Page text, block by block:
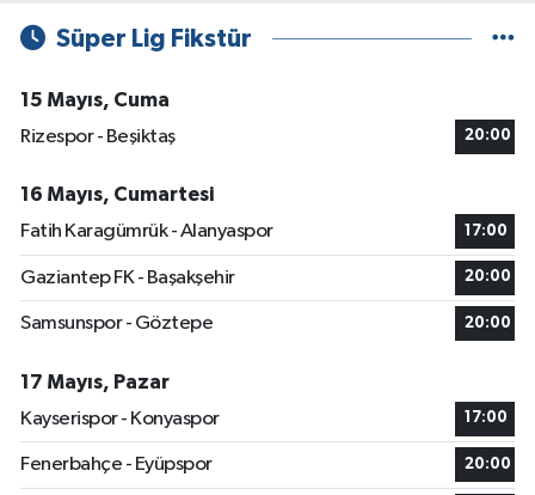
Süper Lig Fikstür
15 Mayıs, Cuma
Rizespor - Beşiktaş
20:00
16 Mayıs, Cumartesi
Fatih Karagümrük - Alanyaspor
17:00
Gaziantep FK - Başakşehir 20:00
Samsunspor - Göztepe 20:00
17 Mayıs, Pazar
Kayserispor - Konyaspor
17:00
Fenerbahçe - Eyüpspor 20:00